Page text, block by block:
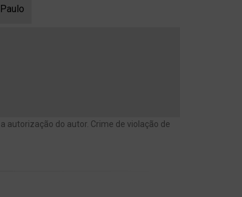
autorização do autor. Crime de violação de